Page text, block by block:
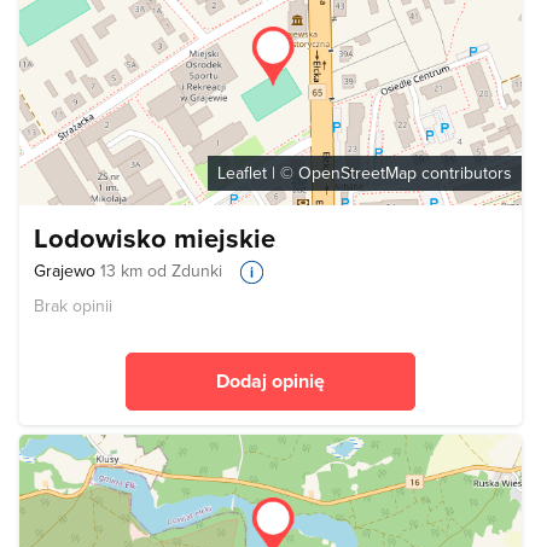
Leaflet | © OpenStreetMap contributors
Lodowisko miejskie
Grajewo 13 km od Zdunki
Brak opinii
Dodaj opinię